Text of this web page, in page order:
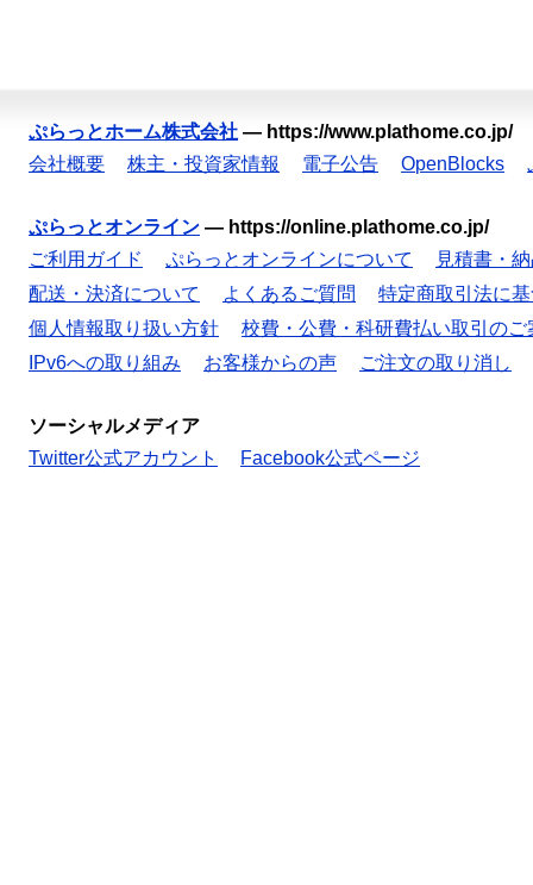
ぷらっとホーム株式会社 — https://www.plathome.co.jp/
会社概要
株主・投資家情報 電子公告 OpenBlocks
ぷらっとオンライン — https://online.plathome.co.jp/
ご利用ガイド
ぷらっとオンラインについて
見積書・
配送・決済について
よくあるご質問
特定商取引法に
個人情報取り扱い方針
校費・公費・科研費払い取引のご
IPv6への取り組み
お客様からの声 ご注文の取り消し
ソーシャルメディア
Twitter公式アカウント
Facebook公式ページ